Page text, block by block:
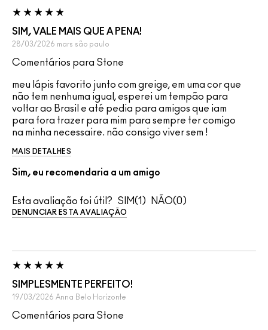
SIM, VALE MAIS QUE A PENA!
28/03/2026 mars são paulo
Comentários para Stone
meu lápis favorito junto com greige, em uma cor que
não tem nenhuma igual, esperei um tempão para
voltar ao Brasil e até pedia para amigos que iam
para fora trazer para mim para sempre ter comigo
na minha necessaire. não consigo viver sem !
MAIS DETALHES
Sim, eu recomendaria a um amigo
Esta avaliação foi útil? 1 0
DENUNCIAR ESTA AVALIAÇÃO
SIMPLESMENTE PERFEITO!
19/03/2026 Anna Belo Horizonte
Comentários para Stone